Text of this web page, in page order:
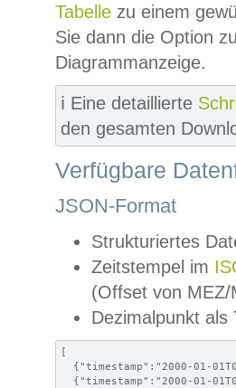
Tabelle zu einem
Sie dann die Option
Diagrammanzeige.
ℹ️ Eine detaillierte
den gesamten
Verfügbare
JSON-Format
Strukturiertes
Zeitstempel im
(Offset von MEZ/
Dezimalpunkt als
[
{"timestamp":"2000-01-
{"timestamp":"2000-01-